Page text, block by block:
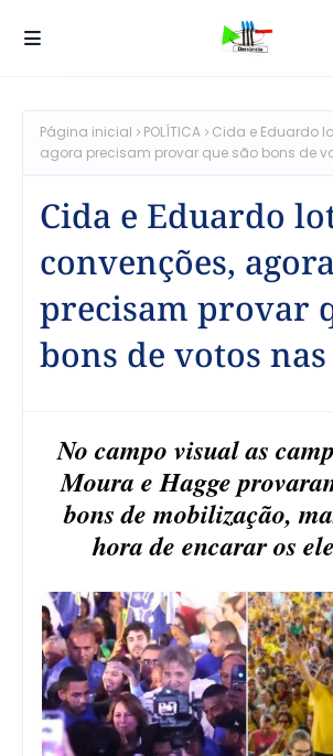
Página inicial POLÍTICA
Cida e Eduardo
agora precisam provar que são bons de
Cida e Eduardo
convenções, agora
precisam provar
bons de votos
No campo visual as
Moura e Hagge
bons de mobilização,
hora de encarar os